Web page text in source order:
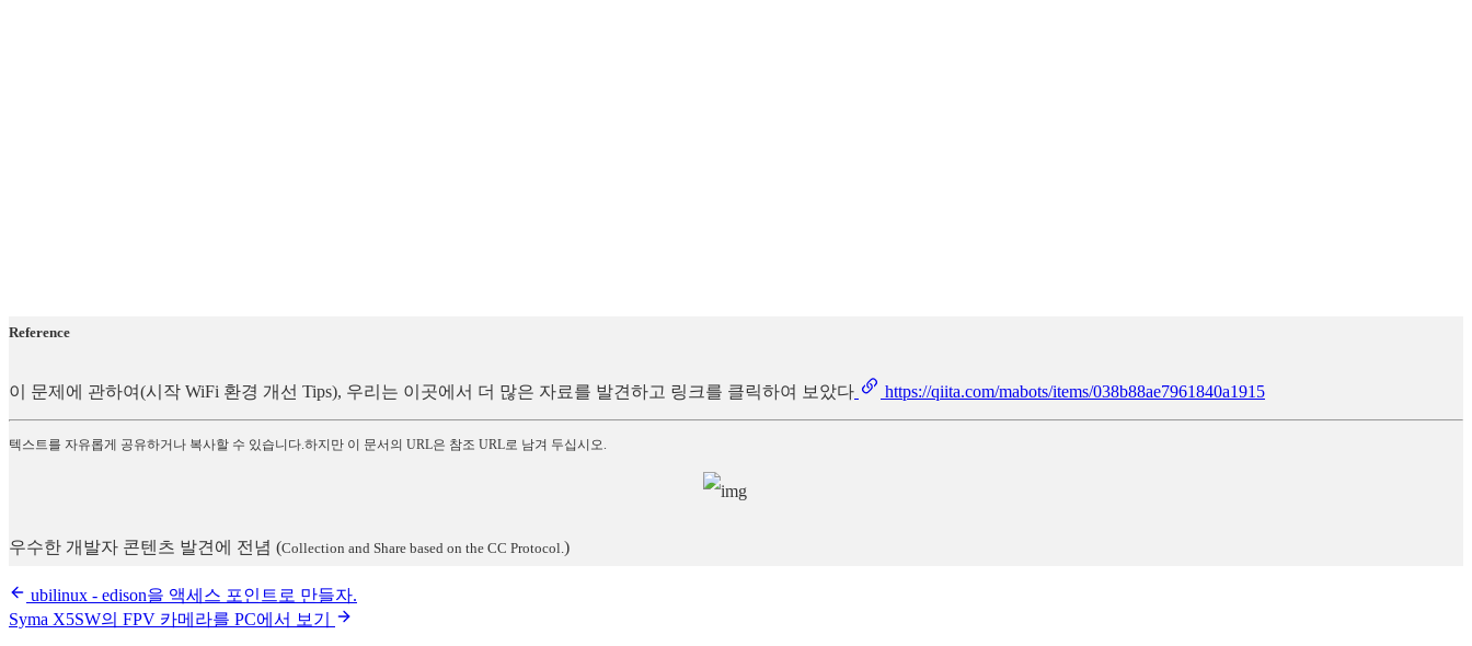
Reference
이 문제에 관하여(시작 WiFi 환경 개선 Tips), 우리는 이곳에서 더 많은 자료를 발견하고 링크를 클릭하여 보았다 https://qiita.com/mabots/items/038b88ae7961840a1915
텍스트를 자유롭게 공유하거나 복사할 수 있습니다.하지만 이 문서의 URL은 참조 URL로 남겨 두십시오.
우수한 개발자 콘텐츠 발견에 전념 (Collection and Share based on the CC Protocol.)
ubilinux - edison을 액세스 포인트로 만들자.
Syma X5SW의 FPV 카메라를 PC에서 보기